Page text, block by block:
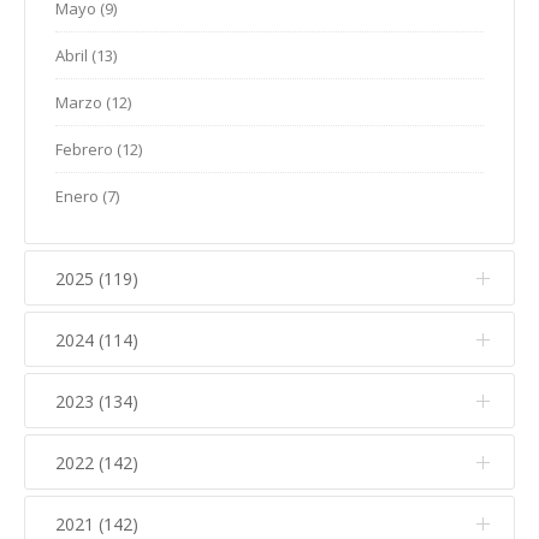
Mayo (9)
Abril (13)
Marzo (12)
Febrero (12)
Enero (7)
2025 (119)
Diciembre (12)
Noviembre (17)
Octubre (15)
Septiembre (5)
2024 (114)
Diciembre (10)
Noviembre (14)
Octubre (16)
2023 (134)
Diciembre (11)
Noviembre (12)
2022 (142)
Diciembre (15)
2021 (142)